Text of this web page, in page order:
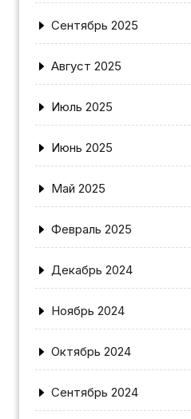
Сентябрь 2025
Август 2025
Июль 2025
Июнь 2025
Май 2025
Февраль 2025
Декабрь 2024
Ноябрь 2024
Октябрь 2024
Сентябрь 2024